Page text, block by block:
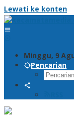
Lewati ke konten
Minggu, 9
Pencarian